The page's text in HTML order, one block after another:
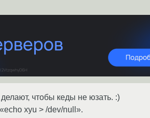
чтобы кеды не юзать. :)
xyu > /dev/null».